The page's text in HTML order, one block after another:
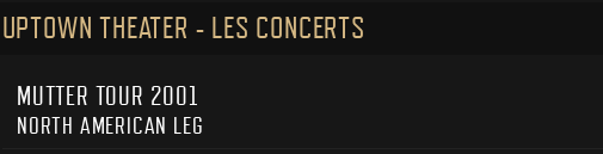
UPTOWN THEATER - LES CONCERTS
MUTTER TOUR 2001
NORTH AMERICAN LEG